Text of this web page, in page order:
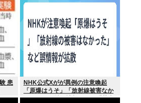
患
NHK公式Xがが異例の注意喚起
「原爆はうそ」「放射線被害なか
った」SNS拡散情報めぐり「荒唐